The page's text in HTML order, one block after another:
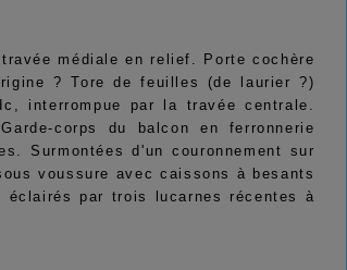
médiale en relief. Porte cochère
? Tore de feuilles (de laurier ?)
interrompue par la travée centrale.
corps du balcon en ferronnerie
Surmontées d'un couronnement sur
voussure avec caissons à besants
éclairés par trois lucarnes récentes à